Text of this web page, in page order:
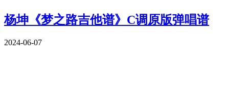
杨坤《梦之路吉他谱》C调原版弹唱谱
2024-06-07